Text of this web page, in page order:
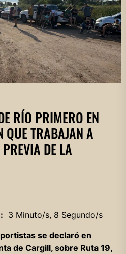
RÍO PRIMERO EN
QUE TRABAJAN A
DE LA
3 Minuto/s, 8 Segundo/s
se declaró en
de Cargill, sobre Ruta 19,